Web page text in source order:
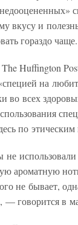
вкусу и
гораздо чаще.
Huffington
на
во всех
по
ароматную
не бывает,
— говорится в